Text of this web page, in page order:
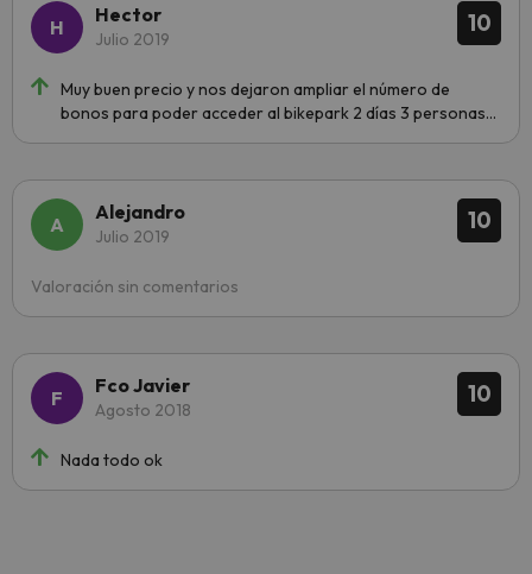
10
Hector
Julio 2019
Muy buen precio y nos dejaron ampliar el número de
bonos para poder acceder al bikepark 2 días 3 personas...
10
Alejandro
Julio 2019
Valoración sin comentarios
10
Fco Javier
Agosto 2018
Nada todo ok